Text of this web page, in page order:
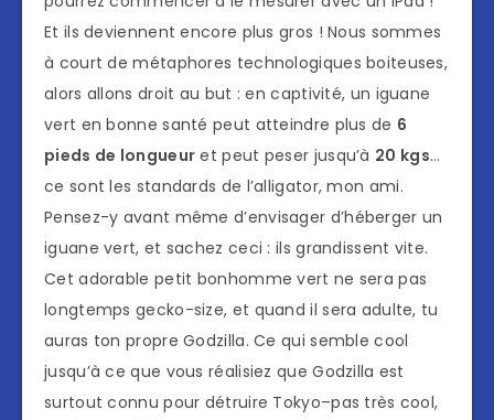
Et ils deviennent encore plus gros ! Nous sommes
à court de métaphores technologiques boiteuses,
alors allons droit au but : en captivité, un iguane
vert en bonne santé peut atteindre plus de 6
pieds de longueur et peut peser jusqu’à 20 kgs…
ce sont les standards de l’alligator, mon ami.
Pensez-y avant même d’envisager d’héberger un
iguane vert, et sachez ceci : ils grandissent vite.
Cet adorable petit bonhomme vert ne sera pas
longtemps gecko-size, et quand il sera adulte, tu
auras ton propre Godzilla. Ce qui semble cool
jusqu’à ce que vous réalisiez que Godzilla est
surtout connu pour détruire Tokyo–pas très cool,